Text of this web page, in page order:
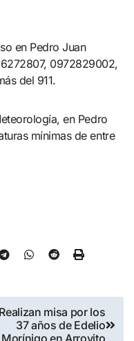
en Pedro Juan
0972829002,
del 911.
en Pedro
mínimas de entre
Realizan misa por los
37 años de Edelio
Morínigo en Arroyito